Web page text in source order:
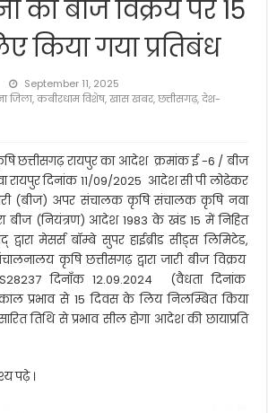
का बीज विक्रय पर 15
किया गया प्रतिबंध
September 11, 2025
जिला,कबीरधाम विशेष,खास खबर,छत्तीसगढ़,देश-
छत्तीसगढ़ रायपुर का आदेश क्रमांक ई -6 / बीज
दिनांक 11/09/2025 आदेश सी पी लोढेकर
(बीज) अपर संचालक कृषि संचालक कृषि नवा
बीज (नियंत्रण) आदेश 1983 के खंड 15 में निहित
द्वारा मेसर्स बॉम्बे सुपर हाईब्रीड सीड्स लिमिटेड,
कृषि छत्तीसगढ़ द्वारा जारी बीज विक्रय
दिनाँक 12.09.2024 (वैधता दिनांक
प्रभाव से 15 दिवस के लिय निलम्बित किया
तिथि से प्रभाव सील होगा आदेश की छायाप्रति
पढ़े ।